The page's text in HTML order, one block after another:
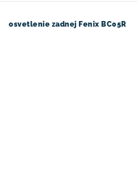
osvetlenie zadnej Fenix ​​BC05R